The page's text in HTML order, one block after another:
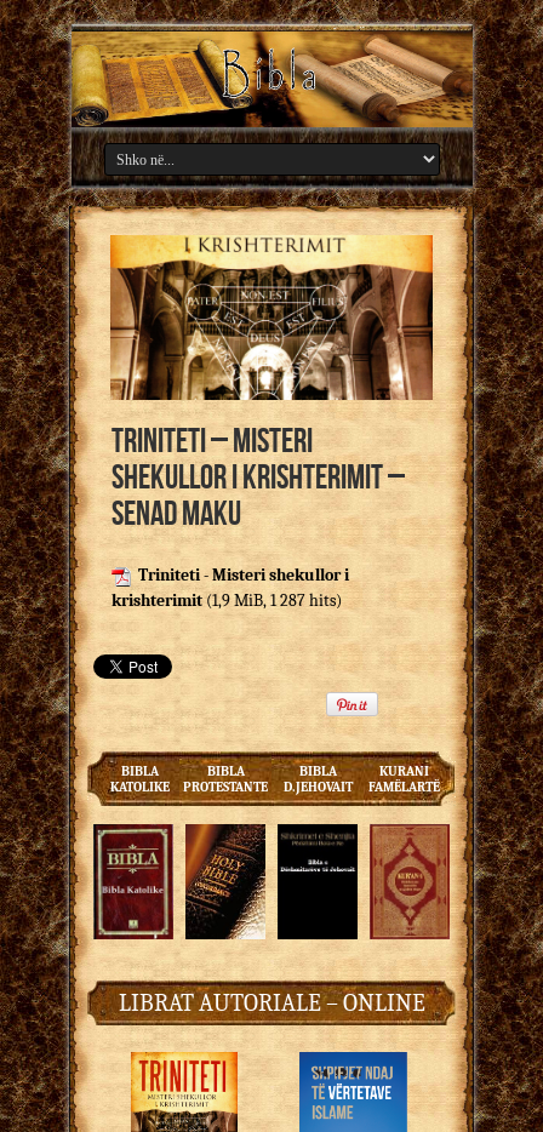
Triniteti – Misteri
shekullor i krishterimit –
Senad Maku
Triniteti - Misteri shekullor i
krishterimit(1,9 MiB, 1 287 hits)
BIBLA
KATOLIKE
BIBLA
PROTESTANTE
BIBLA
D.JEHOVAIT
KURANI
FAMËLARTË
LIBRAT AUTORIALE – ONLINE